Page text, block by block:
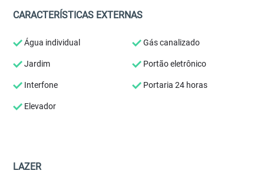
CARACTERÍSTICAS EXTERNAS
Água individual Gás canalizado
Jardim Portão eletrônico
Interfone Portaria 24 horas
Elevador
LAZER